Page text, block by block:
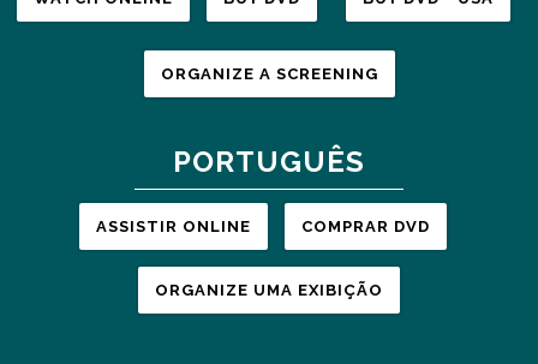
ORGANIZE A SCREENING
PORTUGUÊS
ASSISTIR ONLINE COMPRAR DVD
ORGANIZE UMA EXIBIÇÃO